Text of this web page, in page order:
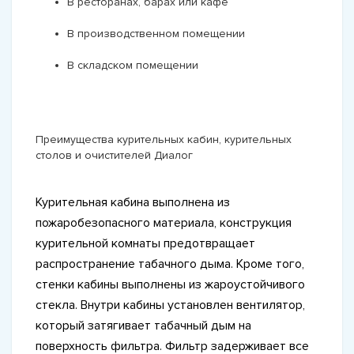
В производственном помещении
В складском помещении
Преимущества курительных кабин, курительных
столов и очистителей Диалог
Курительная кабина выполнена из
пожаробезопасного материала, конструкция
курительной комнаты предотвращает
распространение табачного дыма. Кроме того,
стенки кабины выполнены из жароустойчивого
стекла. Внутри кабины установлен вентилятор,
который затягивает табачный дым на
поверхность фильтра. Фильтр задерживает все